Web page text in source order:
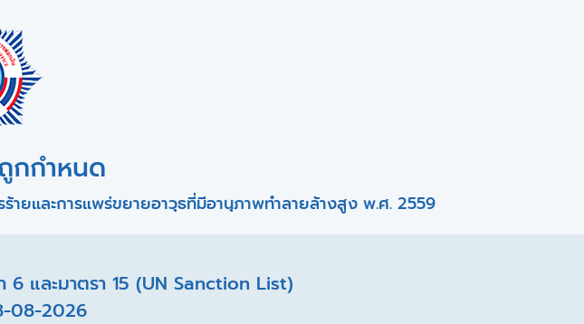
กกำหนด
ายและการแพร่ขยายอาวุธที่มีอานุภาพทำลายล้างสูง พ.ศ. 2559
และมาตรา 15 (UN Sanction List)
08-2026